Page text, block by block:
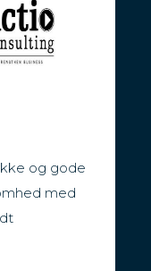
og gode
med